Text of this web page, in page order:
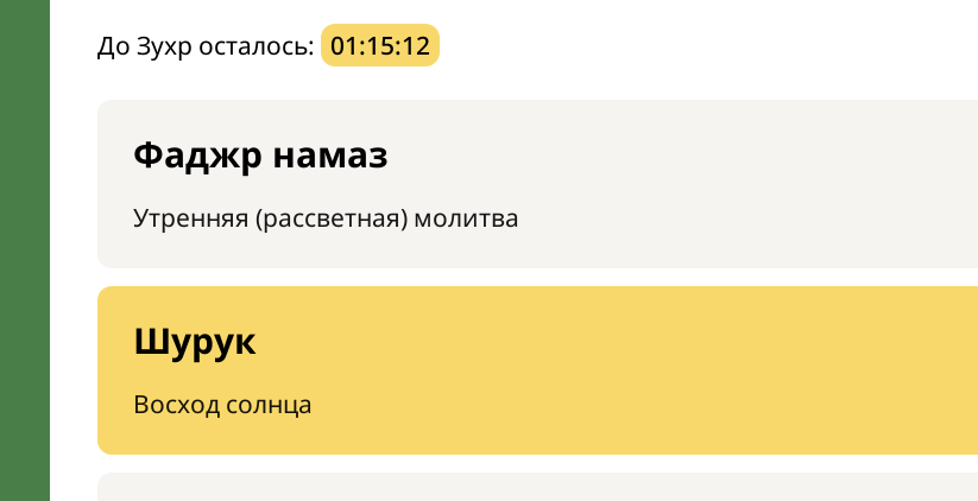
До Зухр осталось: 01:15:11
Фаджр намаз
Утренняя (рассветная) молитва
Шурук
Восход солнца